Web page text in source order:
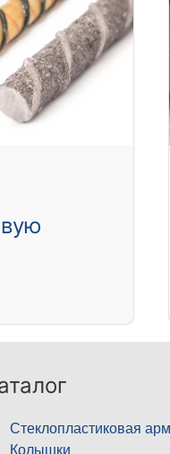
Стеклопластиковая
Колышки